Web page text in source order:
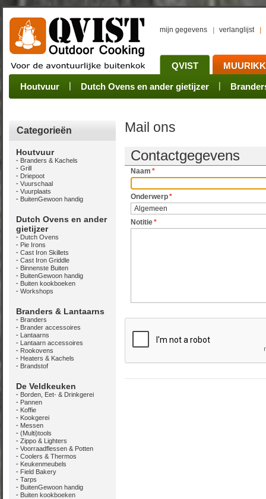
mijn gegevens verlanglijst
QVIST
Houtvuur Dutch Ovens en ander gietijzer
Grillplaat & ijzers Pannen Rookovens
Oogsten Verwerken Bewaren Onderhoud
Sets Stoves Camping sets Pots, Pans, Kettles
Categorieën
Houtvuur
Branders & Kachels
Grill
Driepoot
Vuurschaal
Vuurplaats
BuitenGewoon handig
Dutch Ovens en ander
gietijzer
Dutch Ovens
Pie Irons
Cast Iron Skillets
Cast Iron Griddle
Binnenste Buiten
BuitenGewoon handig
Buiten kookboeken
Workshops
Branders & Lantaarns
Branders
Brander accessoires
Lantaarns
Lantaarn accessoires
Rookovens
Heaters & Kachels
Brandstof
De Veldkeuken
Borden, Eet- & Drinkgerei
Pannen
Koffie
Kookgerei
Messen
(Multi)tools
Zippo & Lighters
Voorraadflessen & Potten
Coolers & Thermos
Keukenmeubels
Field Bakery
Tarps
BuitenGewoon handig
Buiten kookboeken
Mail ons
Contactgegevens
*
Naam
*
Onderwerp
*
Notitie